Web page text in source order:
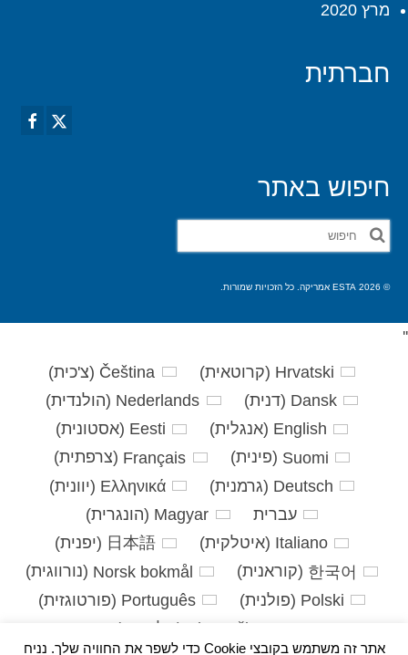
מרץ 2020
חברתית
חיפוש באתר
חפש
את:
© 2026 ESTA אמריקה. כל הזכויות שמורות.
אתר זה משתמש בקובצי Cookie כדי לשפר את החוויה שלך. נניח
'
'
Hrvatski
(קרוטאית)
Čeština
(צ'כית)
Dansk
(דנית)
Nederlands
(הולנדית)
English
(אנגלית)
Eesti
(אסטונית)
Suomi
(פינית)
Français
(צרפתית)
Deutsch
(גרמנית)
Ελληνικά
(יוונית)
עברית
Magyar
(הונגרית)
Italiano
(איטלקית)
日本語
(יפנית)
한국어
(קוראנית)
Norsk bokmål
(נורווגית)
Polski
(פולנית)
Português
(פורטוגזית)
Slovenčina
( סלאבית)